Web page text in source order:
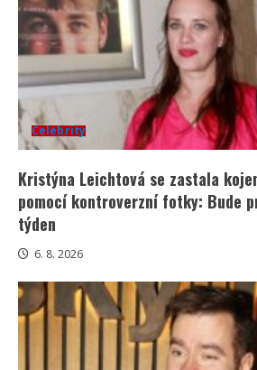
Celebrity
Kristýna Leichtová se zastala
pomocí kontroverzní fotky: Bude
týden
6. 8. 2026